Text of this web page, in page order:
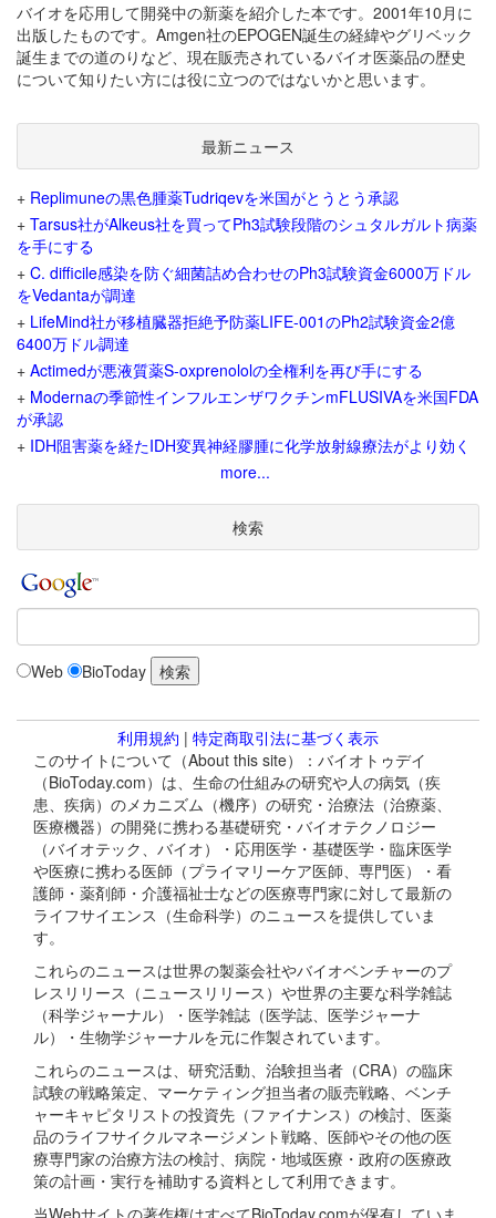
バイオを応用して開発中の新薬を紹介した本です。2001年10月に
出版したものです。Amgen社のEPOGEN誕生の経緯やグリベック
誕生までの道のりなど、現在販売されているバイオ医薬品の歴史
について知りたい方には役に立つのではないかと思います。
最新ニュース
+ Replimuneの黒色腫薬Tudriqevを米国がとうとう承認
+ Tarsus社がAlkeus社を買ってPh3試験段階のシュタルガルト病薬
を手にする
+ C. difficile感染を防ぐ細菌詰め合わせのPh3試験資金6000万ドル
をVedantaが調達
+ LifeMind社が移植臓器拒絶予防薬LIFE-001のPh2試験資金2億
6400万ドル調達
+ Actimedが悪液質薬S-oxprenololの全権利を再び手にする
+ Modernaの季節性インフルエンザワクチンmFLUSIVAを米国FDA
が承認
+ IDH阻害薬を経たIDH変異神経膠腫に化学放射線療法がより効く
more...
検索
Web BioToday
利用規約 | 特定商取引法に基づく表示
このサイトについて（About this site）：バイオトゥデイ
（BioToday.com）は、生命の仕組みの研究や人の病気（疾
患、疾病）のメカニズム（機序）の研究・治療法（治療薬、
医療機器）の開発に携わる基礎研究・バイオテクノロジー
（バイオテック、バイオ）・応用医学・基礎医学・臨床医学
や医療に携わる医師（プライマリーケア医師、専門医）・看
護師・薬剤師・介護福祉士などの医療専門家に対して最新の
ライフサイエンス（生命科学）のニュースを提供していま
す。
これらのニュースは世界の製薬会社やバイオベンチャーのプ
レスリリース（ニュースリリース）や世界の主要な科学雑誌
（科学ジャーナル）・医学雑誌（医学誌、医学ジャーナ
ル）・生物学ジャーナルを元に作製されています。
これらのニュースは、研究活動、治験担当者（CRA）の臨床
試験の戦略策定、マーケティング担当者の販売戦略、ベンチ
ャーキャピタリストの投資先（ファイナンス）の検討、医薬
品のライフサイクルマネージメント戦略、医師やその他の医
療専門家の治療方法の検討、病院・地域医療・政府の医療政
策の計画・実行を補助する資料として利用できます。